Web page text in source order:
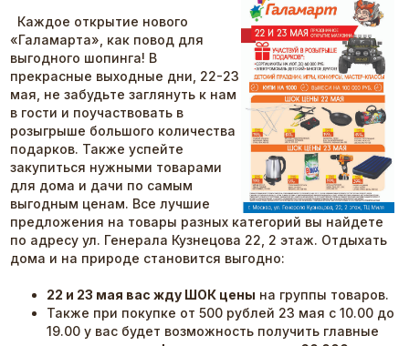
Каждое открытие нового
«Галамарта», как повод для
выгодного шопинга! В
прекрасные выходные дни, 22-23
мая, не забудьте заглянуть к нам
в гости и поучаствовать в
розыгрыше большого количества
подарков. Также успейте
закупиться нужными товарами
для дома и дачи по самым
выгодным ценам. Все лучшие
предложения на товары разных категорий вы найдете
по адресу ул. Генерала Кузнецова 22, 2 этаж. Отдыхать
дома и на природе становится выгодно:
22 и 23 мая вас жду ШОК цены на группы товаров.
Также при покупке от 500 рублей 23 мая с 10.00 до
19.00 у вас будет возможность получить главные